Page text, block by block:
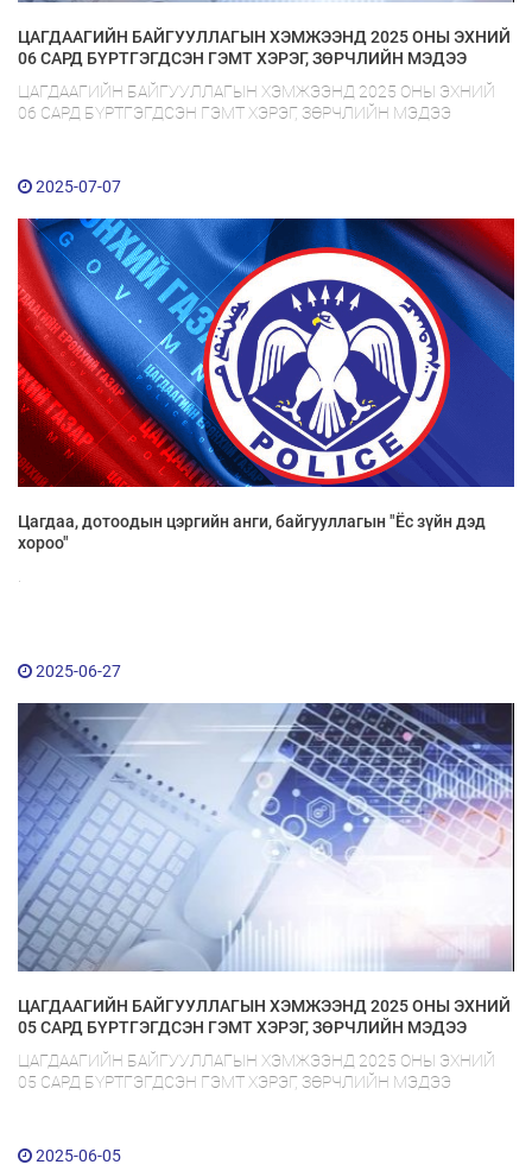
ЦАГДААГИЙН БАЙГУУЛЛАГЫН ХЭМЖЭЭНД 2025 ОНЫ ЭХНИЙ
06 САРД БҮРТГЭГДСЭН ГЭМТ ХЭРЭГ, ЗӨРЧЛИЙН МЭДЭЭ
ЦАГДААГИЙН БАЙГУУЛЛАГЫН ХЭМЖЭЭНД 2025 ОНЫ ЭХНИЙ
06 САРД БҮРТГЭГДСЭН ГЭМТ ХЭРЭГ, ЗӨРЧЛИЙН МЭДЭЭ
2025-07-07
Цагдаа, дотоодын цэргийн анги, байгууллагын "Ёс зүйн дэд
хороо"
2025-06-27
ЦАГДААГИЙН БАЙГУУЛЛАГЫН ХЭМЖЭЭНД 2025 ОНЫ ЭХНИЙ
05 САРД БҮРТГЭГДСЭН ГЭМТ ХЭРЭГ, ЗӨРЧЛИЙН МЭДЭЭ
ЦАГДААГИЙН БАЙГУУЛЛАГЫН ХЭМЖЭЭНД 2025 ОНЫ ЭХНИЙ
05 САРД БҮРТГЭГДСЭН ГЭМТ ХЭРЭГ, ЗӨРЧЛИЙН МЭДЭЭ
2025-06-05